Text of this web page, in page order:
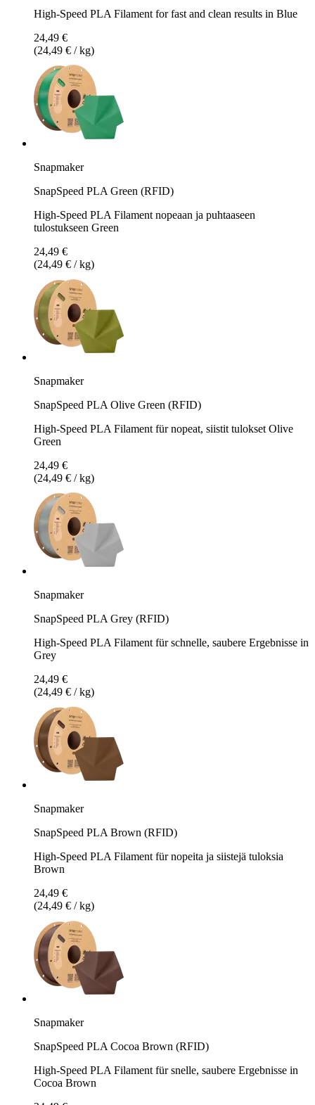
High-Speed PLA Filament for fast and clean results in Blue
24,49 €
(24,49 € / kg)
Snapmaker
SnapSpeed PLA Green (RFID)
High-Speed PLA Filament nopeaan ja puhtaaseen
tulostukseen Green
24,49 €
(24,49 € / kg)
Snapmaker
SnapSpeed PLA Olive Green (RFID)
High-Speed PLA Filament für nopeat, siistit tulokset Olive
Green
24,49 €
(24,49 € / kg)
Snapmaker
SnapSpeed PLA Grey (RFID)
High-Speed PLA Filament für schnelle, saubere Ergebnisse in
Grey
24,49 €
(24,49 € / kg)
Snapmaker
SnapSpeed PLA Brown (RFID)
High-Speed PLA Filament für nopeita ja siistejä tuloksia
Brown
24,49 €
(24,49 € / kg)
Snapmaker
SnapSpeed PLA Cocoa Brown (RFID)
High-Speed PLA Filament für snelle, saubere Ergebnisse in
Cocoa Brown